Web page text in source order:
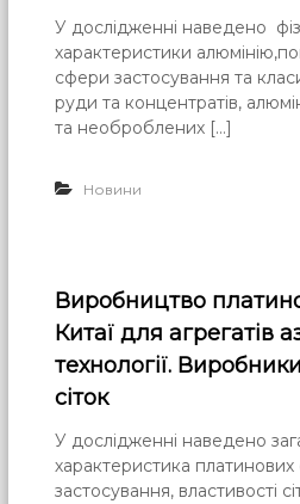
У дослідженні наведено
характеристики
сфери застосування та
руди та концентратів,
та необроблених […]
Новини
Виробництво
Китаї для агрегатів
технології.
сіток
У дослідженні наведено
характеристика платинових
застосування, властивості